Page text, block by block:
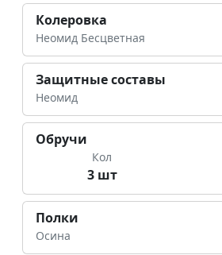
Колеровка
Неомид Бесцветная
Защитные составы
Неомид
Обручи
Кол
3 шт
Полки
Осина